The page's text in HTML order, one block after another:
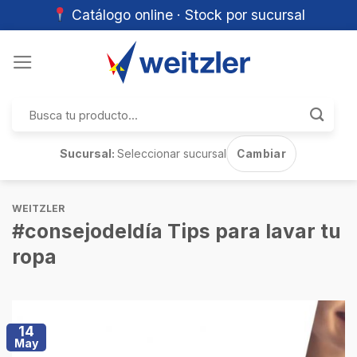
Catálogo online · Stock por sucursal
por:
Sucursal:Seleccionar sucursal Cambiar
WEITZLER
#consejodeldía Tips para lavar tu
ropa
14
May